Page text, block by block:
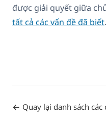
được giải quyết giữa
tất cả các vấn đề đã biết.
Quay lại danh sách